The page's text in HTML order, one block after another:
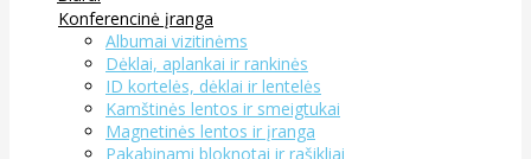
Konferencinė įranga
Albumai vizitinėms
Dėklai, aplankai ir rankinės
ID kortelės, dėklai ir lentelės
Kamštinės lentos ir smeigtukai
Magnetinės lentos ir įranga
Pakabinami bloknotai ir rašikliai